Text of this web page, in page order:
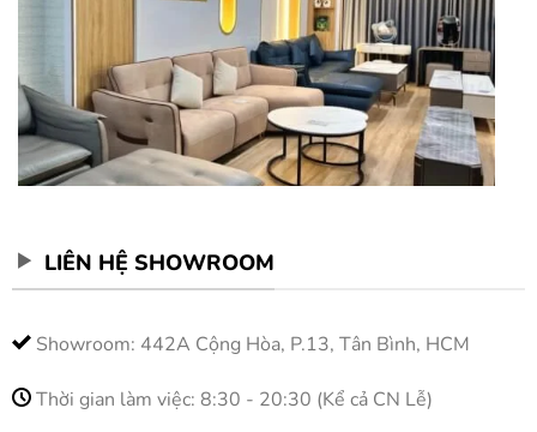
LIÊN HỆ SHOWROOM
Showroom: 442A Cộng Hòa, P.13, Tân Bình, HCM
Thời gian làm việc: 8:30 - 20:30 (Kể cả CN Lễ)